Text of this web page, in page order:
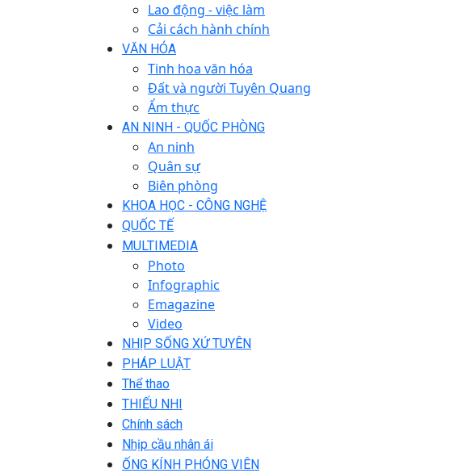
Lao động - việc làm
Cải cách hành chính
VĂN HÓA
Tinh hoa văn hóa
Đất và người Tuyên Quang
Ẩm thực
AN NINH - QUỐC PHÒNG
An ninh
Quân sự
Biên phòng
KHOA HỌC - CÔNG NGHỆ
QUỐC TẾ
MULTIMEDIA
Photo
Infographic
Emagazine
Video
NHỊP SỐNG XỨ TUYÊN
PHÁP LUẬT
Thể thao
THIẾU NHI
Chính sách
Nhịp cầu nhân ái
ỐNG KÍNH PHÓNG VIÊN